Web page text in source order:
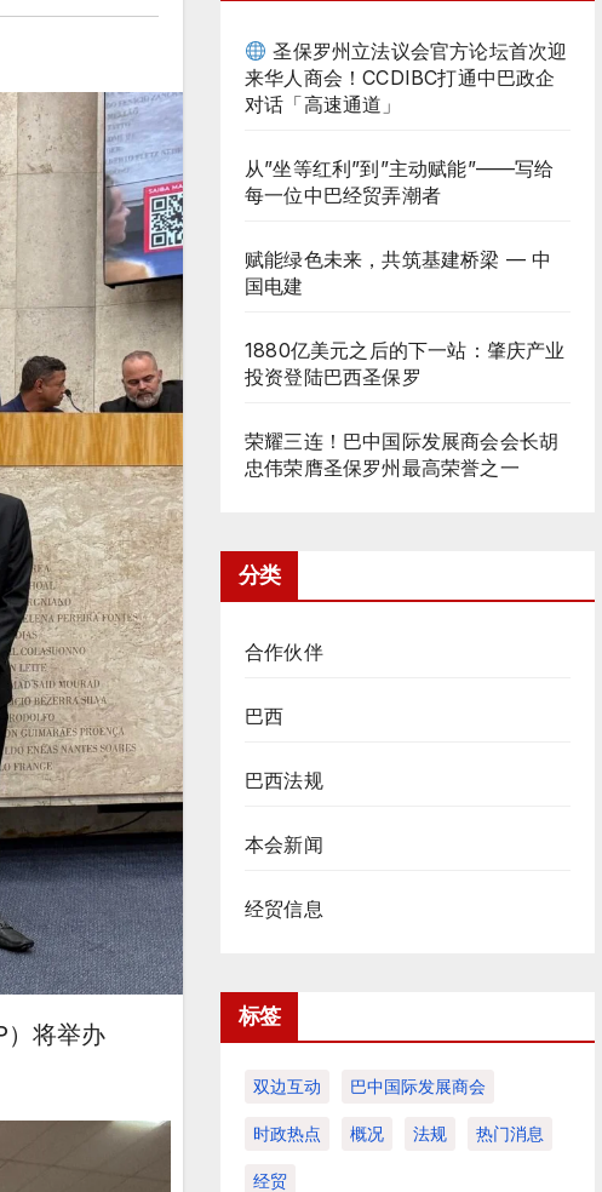
将举办
圣保罗州立法议会官方论坛首次迎
来华人商会！CCDIBC打通中巴政企
对话「高速通道」
从”坐等红利”到”主动赋能”——写给
每一位中巴经贸弄潮者
赋能绿色未来，共筑基建桥梁 — 中
国电建
1880亿美元之后的下一站：肇庆产业
投资登陆巴西圣保罗
荣耀三连！巴中国际发展商会会长胡
忠伟荣膺圣保罗州最高荣誉之一
分类
合作伙伴
巴西
巴西法规
本会新闻
经贸信息
标签
双边互动 巴中国际发展商会
时政热点 概况 法规 热门消息
经贸